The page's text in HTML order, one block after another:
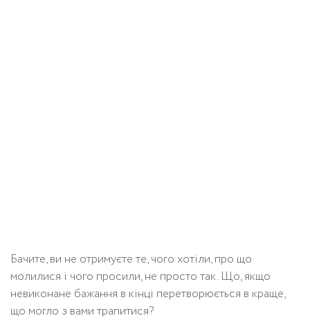
Бачите, ви не отримуєте те, чого хотіли, про що
молилися і чого просили, не просто так. Що, якщо
невиконане бажання в кінці перетворюється в краще,
що могло з вами трапитися?